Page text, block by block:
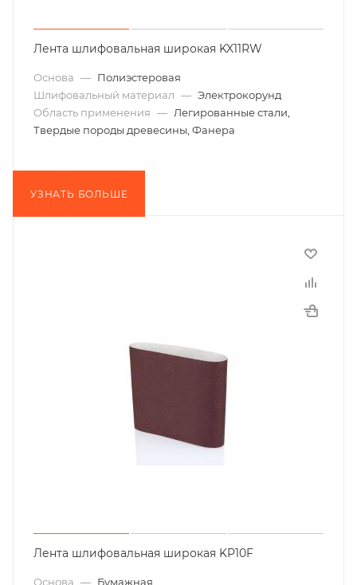
Лента шлифовальная широкая KX11RW
Основа — Полиэстеровая
Шлифовальный материал — Электрокорунд
Область применения — Легированные стали,
Твердые породы древесины, Фанера
УЗНАТЬ БОЛЬШЕ
Лента шлифовальная широкая KP10F
Основа — Бумажная